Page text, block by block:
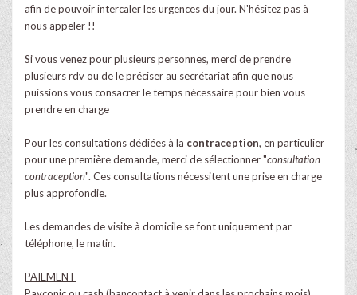
afin de pouvoir intercaler les urgences du jour. N'hésitez pas à
nous appeler !!
Si vous venez pour plusieurs personnes, merci de prendre
plusieurs rdv ou de le préciser au secrétariat afin que nous
puissions vous consacrer le temps nécessaire pour bien vous
prendre en charge
Pour les consultations dédiées à la contraception, en particulier
pour une première demande, merci de sélectionner "consultation
contraception". Ces consultations nécessitent une prise en charge
plus approfondie.
Les demandes de visite à domicile se font uniquement par
téléphone, le matin.
PAIEMENT